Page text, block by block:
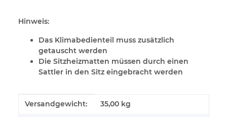
Hinweis:
Das Klimabedienteil muss zusätzlich
getauscht werden
Die Sitzheizmatten müssen durch einen
Sattler in den Sitz eingebracht werden
Produkteigenschaft
Wert
Versandgewicht: 35,00 kg